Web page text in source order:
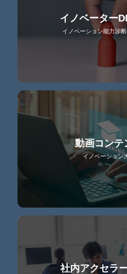
イノベーター
イノベーション能力診
動画コンテ
イノベーション
社内アクセラ